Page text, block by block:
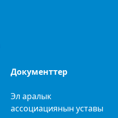
Документтер
Эл аралык
ассоциациянын уставы